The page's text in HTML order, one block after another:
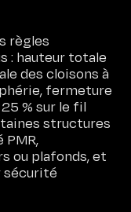
règles
: hauteur totale
des cloisons à
fermeture
% sur le fil
structures
PMR,
ou plafonds, et
sécurité